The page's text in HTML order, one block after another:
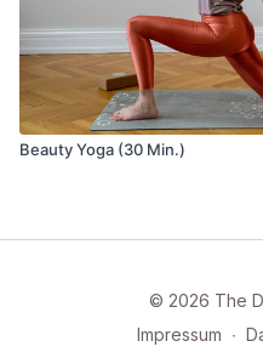
Beauty Yoga (30 Min.)
© 2026 The
Impressum ∙